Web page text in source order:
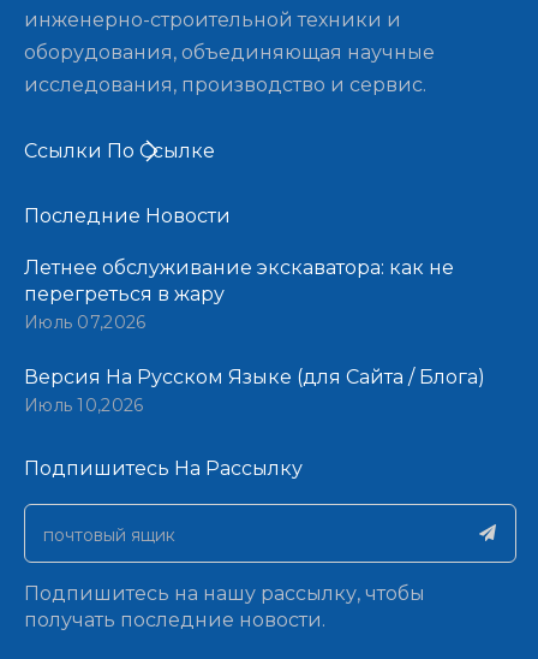
инженерно-строительной техники и
оборудования, объединяющая научные
исследования, производство и сервис.
Ссылки По Ссылке
Последние Новости​​​​​​​
Летнее обслуживание экскаватора: как не
перегреться в жару
Июль 07,2026
Версия На Русском Языке (для Сайта / Блога)
Июль 10,2026
Подпишитесь На Рассылку​​​​​​​
Подпишитесь на нашу рассылку, чтобы
получать последние новости.